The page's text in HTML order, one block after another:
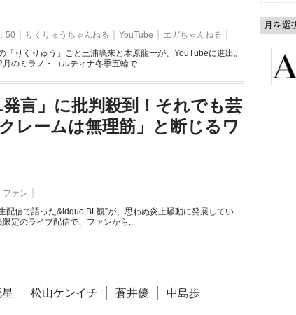
50 りくりゅうちゃんねる YouTube
エガちゃんねる
「りくりゅう」こと三浦璃来と木原龍一が、YouTubeに進出。
のミラノ・コルティナ冬季五輪で...
言」に批判殺到！それでも芸
レームは無理筋」と断じるワ
ファン
配信で語った&ldquo;BL観”が、思わぬ炎上騒動に発展してい
定のライブ配信で、ファンから...
松山ケンイチ 蒼井優
中島歩